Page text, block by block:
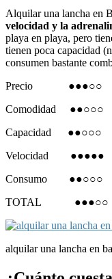
Alquilar una lancha en
velocidad y la
playa en playa, pero
tienen poca capacidad
consumen bastante
Precio ●●●○○
Comodidad ●●○○○
Capacidad ●●○○○
Velocidad ●●●●●
Consumo ●●○○○
TOTAL ●●●○○
alquilar una lancha en